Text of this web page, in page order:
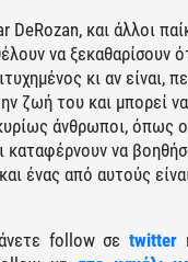
DeRozan, και άλλοι
να ξεκαθαρίσουν
κι αν είναι,
ζωή του και μπορεί να
άνθρωποι, όπως
καταφέρνουν να
ένας από αυτούς
follow σεtwitter